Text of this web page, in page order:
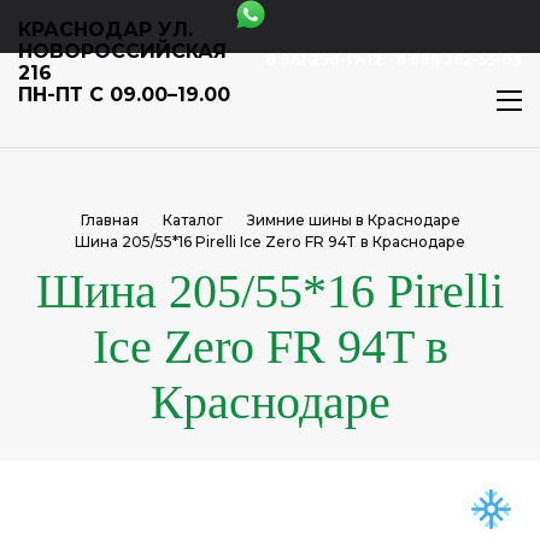
КРАСНОДАР УЛ.
НОВОРОССИЙСКАЯ
216
ПН-ПТ С 09.00–19.00
8 861 298-17-12 8 989 262-55-83
Главная Каталог
Зимние шины в Краснодаре
Шина 205/55*16 Pirelli Ice Zero FR 94T в Краснодаре
Шина 205/55*16 Pirelli
Ice Zero FR 94T в
Краснодаре